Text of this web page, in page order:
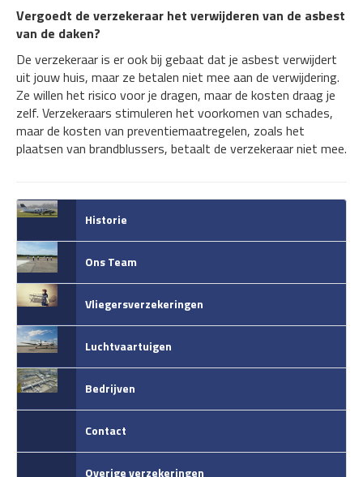
Vergoedt de verzekeraar het verwijderen van de asbest
van de daken?
De verzekeraar is er ook bij gebaat dat je asbest verwijdert
uit jouw huis, maar ze betalen niet mee aan de verwijdering.
Ze willen het risico voor je dragen, maar de kosten draag je
zelf. Verzekeraars stimuleren het voorkomen van schades,
maar de kosten van preventiemaatregelen, zoals het
plaatsen van brandblussers, betaalt de verzekeraar niet mee.
Historie
Ons Team
Vliegersverzekeringen
Luchtvaartuigen
Bedrijven
Contact
Overige verzekeringen